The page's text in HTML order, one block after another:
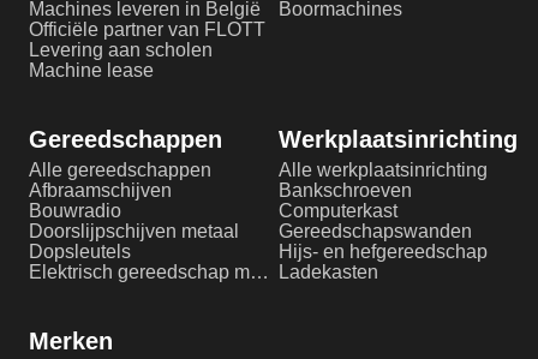
Machines leveren in België
Officiële partner van FLOTT
Levering aan scholen
Machine lease
Boormachines
Gereedschappen
Alle gereedschappen
Afbraamschijven
Bouwradio
Doorslijpschijven metaal
Dopsleutels
Elektrisch gereedschap metaalbewerking
Werkplaatsinrichting
Alle werkplaatsinrichting
Bankschroeven
Computerkast
Gereedschapswanden
Hijs- en hefgereedschap
Ladekasten
Merken